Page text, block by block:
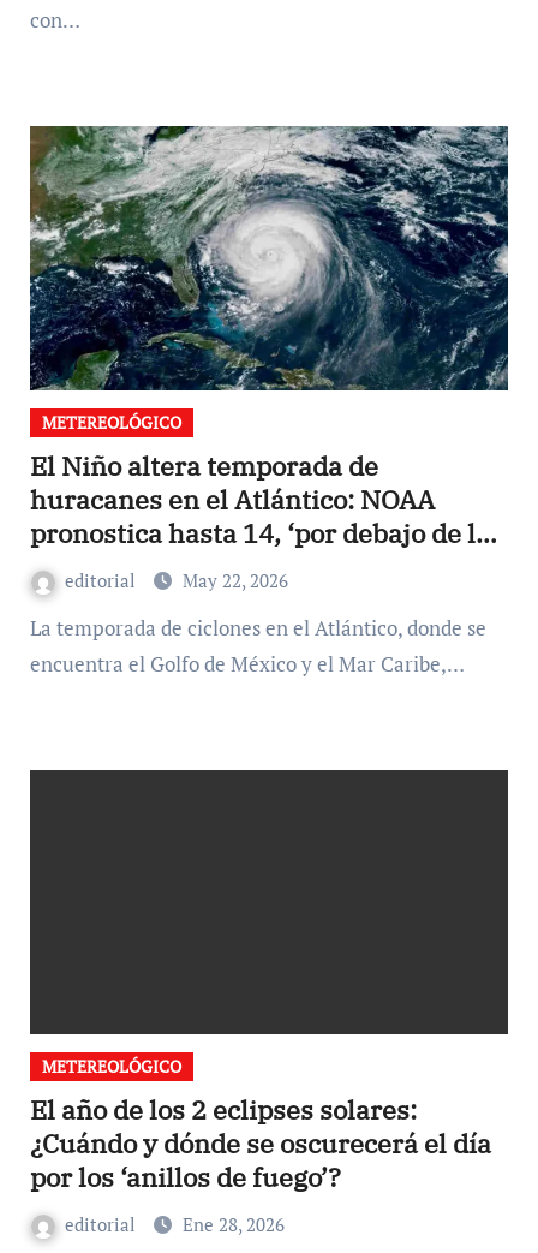
con…
METEREOLÓGICO
El Niño altera temporada de
huracanes en el Atlántico: NOAA
pronostica hasta 14, ‘por debajo de lo
normal’
editorial May 22, 2026
La temporada de ciclones en el Atlántico, donde se
encuentra el Golfo de México y el Mar Caribe,…
METEREOLÓGICO
El año de los 2 eclipses solares:
¿Cuándo y dónde se oscurecerá el día
por los ‘anillos de fuego’?
editorial Ene 28, 2026